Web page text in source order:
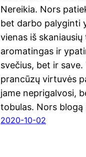
Nerei­kia. Nors
bet dar­bo paly­gin­ti
vie­nas iš
aro­ma­tin­gas ir
sve­čius, bet ir save.
pran­cū­zų vir­tu­vės
jame nepri­gal­vo­si,
tobu­las. Nors blo­gą
2020-10-02